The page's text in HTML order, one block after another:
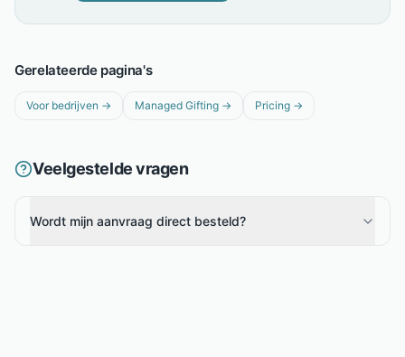
Gerelateerde pagina's
Voor bedrijven → Managed Gifting → Pricing →
Veelgestelde vragen
Wordt mijn aanvraag direct besteld?